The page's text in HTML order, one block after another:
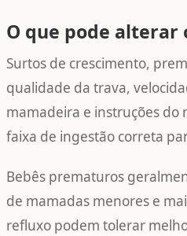
O que pode alterar
Surtos de crescimento,
qualidade da trava,
mamadeira e instruções do
faixa de ingestão correta
Bebês prematuros
de mamadas menores e
refluxo podem tolerar